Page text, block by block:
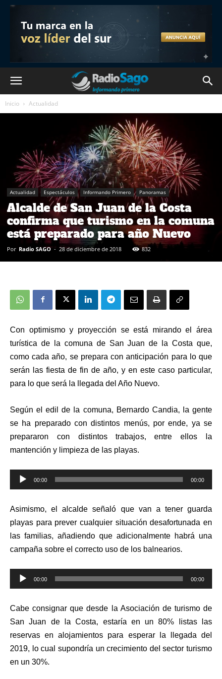
Inicio Actualidad
Actualidad Espectáculos Informando Primero Panoramas
Alcalde de San Juan de la Costa
confirma que turismo en la comuna
está preparado para año Nuevo
Por Radio SAGO - 28 de diciembre de 2018 832
Con optimismo y proyección se está mirando el área
turística de la comuna de San Juan de la Costa que,
como cada año, se prepara con anticipación para lo que
serán las fiesta de fin de año, y en este caso particular,
para lo que será la llegada del Año Nuevo.
Según el edil de la comuna, Bernardo Candia, la gente
se ha preparado con distintos menús, por ende, ya se
prepararon con distintos trabajos, entre ellos la
mantención y limpieza de las playas.
Reproductor
de
00:00 00:00
Asimismo, el alcalde señaló que van a tener guarda
playas para prever cualquier situación desafortunada en
las familias, añadiendo que adicionalmente habrá una
campaña sobre el correcto uso de los balnearios.
Reproductor
de
00:00 00:00
Cabe consignar que desde la Asociación de turismo de
San Juan de la Costa, estaría en un 80% listas las
reservas en alojamientos para esperar la llegada del
2019, lo cual supondría un crecimiento del sector turismo
en un 30%.